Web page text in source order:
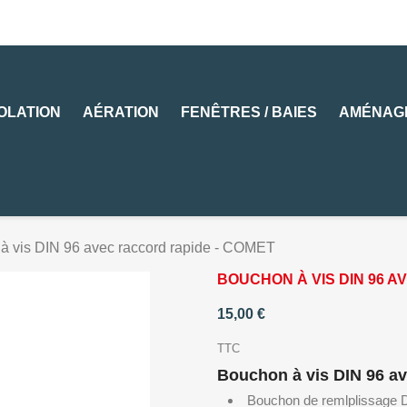
AÉRATION FENÊTRES / BAIES
vis DIN 96 avec raccord rapide - COMET
BOUCHON À VIS DIN 96
15,00 €
TTC
Bouchon à vis DIN 96
Bouchon de remlplissage